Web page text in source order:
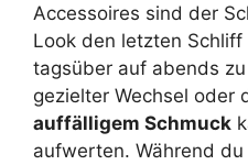
Accessoires sind der
Look den letzten
tagsüber auf abends
gezielter Wechsel oder
auffälligem Schmuck
aufwerten. Während